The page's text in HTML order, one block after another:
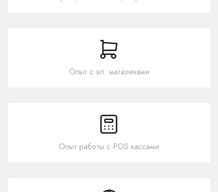
Опыт с эл. магазинами
Опыт работы с POS кассами